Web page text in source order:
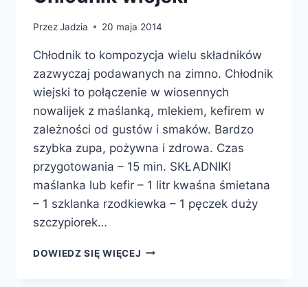
PrzezJadzia 20 maja 2014
Chłodnik to kompozycja wielu składników
zazwyczaj podawanych na zimno. Chłodnik
wiejski to połączenie w wiosennych
nowalijek z maślanką, mlekiem, kefirem w
zależności od gustów i smaków. Bardzo
szybka zupa, pożywna i zdrowa. Czas
przygotowania – 15 min. SKŁADNIKI
maślanka lub kefir – 1 litr kwaśna śmietana
– 1 szklanka rzodkiewka – 1 pęczek duży
szczypiorek…
DOWIEDZ SIĘ WIĘCEJ CHŁODNIK